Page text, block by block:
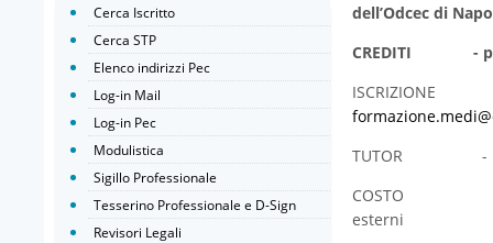
dell’Odcec di
CREDITI -
ISCRIZIONE -
TUTOR -
COSTO - € 150
esterni
Cerca Iscritto
Cerca STP
Elenco indirizzi Pec
Log-in Mail
Log-in Pec
Modulistica
Sigillo Professionale
Tesserino Professionale e D-Sign
Revisori Legali